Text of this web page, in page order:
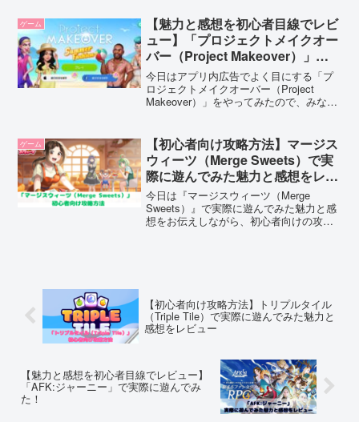
ゲーム
【魅力と感想を初心者目線でレビ
ュー】「プロジェクトメイクオー
バー（Project Makeover）」で
実際に遊んでみた！
今日はアプリ内広告でよく目にする「プ
ロジェクトメイクオーバー（Project
Makeover）」をやってみたので、みなさ
ないやみつき症候群間違いなしです！！
是非ダウンロードして遊んでみてくださ
いね。
ゲーム
【初心者向け攻略方法】マージス
ウィーツ（Merge Sweets）で実
際に遊んでみた魅力と感想をレビ
ュー
今日は『マージスウィーツ（Merge
Sweets）』で実際に遊んでみた魅力と感
想をお伝えしながら、初心者向けの攻略
【初心者向け攻略方法】トリプルタイル
（Triple Tile）で実際に遊んでみた魅力と
感想をレビュー
【魅力と感想を初心者目線でレビュー】
「AFK:ジャーニー」で実際に遊んでみ
た！